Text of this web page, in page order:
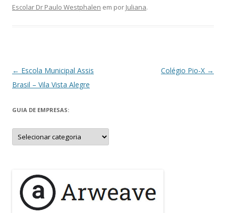
Escolar Dr Paulo Westphalen em por Juliana.
Navegação
de
← Escola Municipal Assis
Brasil – Vila Vista Alegre
Colégio Pio-X →
GUIA DE EMPRESAS:
Guia
de
Empresas: